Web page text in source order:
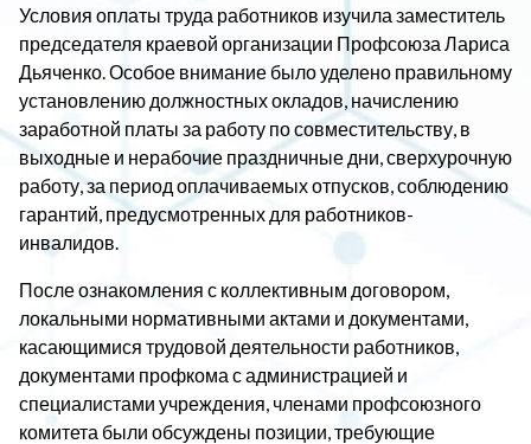
Условия оплаты труда работников изучила заместитель
председателя краевой организации Профсоюза Лариса
Дьяченко. Особое внимание было уделено правильному
установлению должностных окладов, начислению
заработной платы за работу по совместительству, в
выходные и нерабочие праздничные дни, сверхурочную
работу, за период оплачиваемых отпусков, соблюдению
гарантий, предусмотренных для работников-
инвалидов.
После ознакомления с коллективным договором,
локальными нормативными актами и документами,
касающимися трудовой деятельности работников,
документами профкома с администрацией и
специалистами учреждения, членами профсоюзного
комитета были обсуждены позиции, требующие